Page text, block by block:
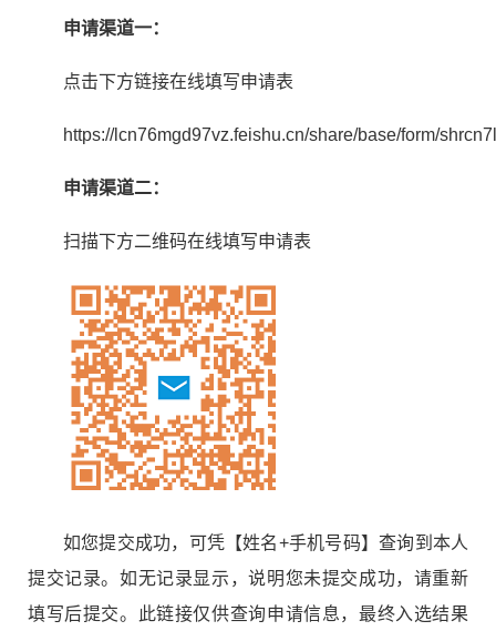
申请渠道一：
点击下方链接在线填写申请表
https://lcn76mgd97vz.feishu.cn/share/base/form/
申请渠道二：
扫描下方二维码在线填写申请表
如您提交成功，可凭【姓名+手机号码】查询到本人
提交记录。如无记录显示，说明您未提交成功，请重新
填写后提交。此链接仅供查询申请信息，最终入选结果